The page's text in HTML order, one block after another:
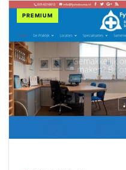
PREMIUM